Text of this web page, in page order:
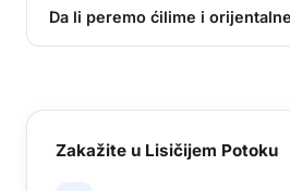
Da li peremo ćilime i
Zakažite u Lisičijem Potoku